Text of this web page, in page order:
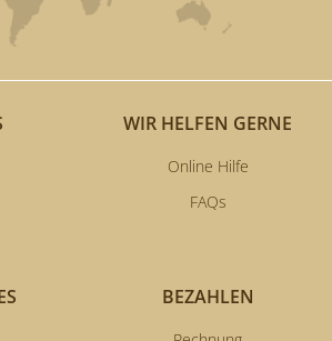
WIR HELFEN GERNE
Online Hilfe
FAQs
BEZAHLEN